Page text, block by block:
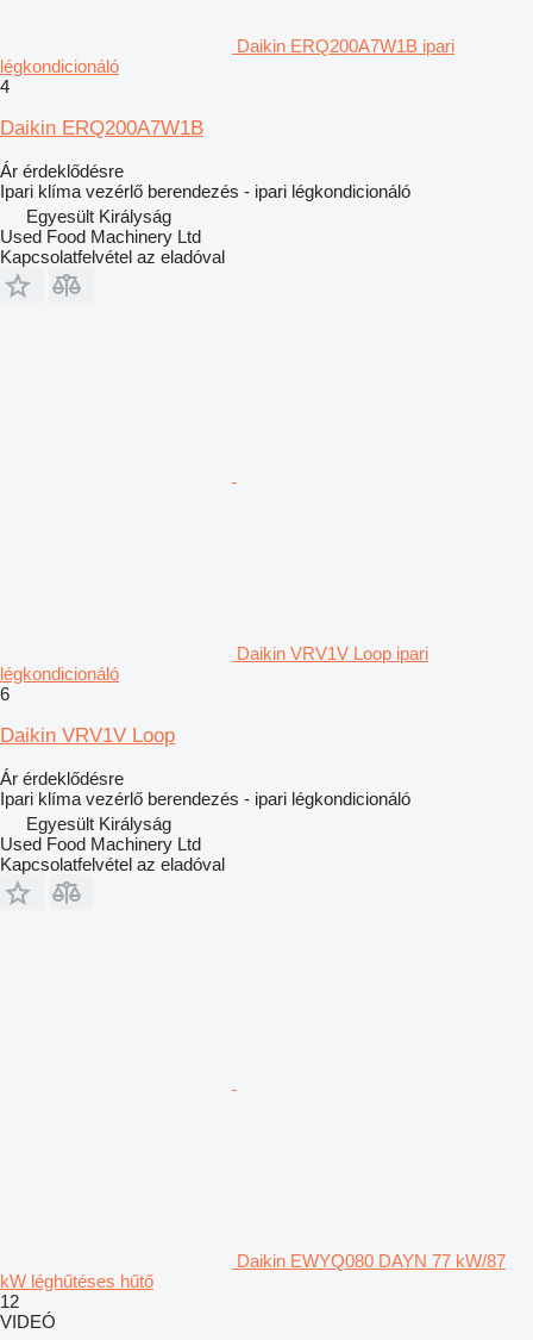
Daikin ERQ200A7W1B ipari
légkondicionáló
4
Daikin ERQ200A7W1B
Ár érdeklődésre
Ipari klíma vezérlő berendezés - ipari légkondicionáló
Egyesült Királyság
Used Food Machinery Ltd
Kapcsolatfelvétel az eladóval
Daikin VRV1V Loop ipari
légkondicionáló
6
Daikin VRV1V Loop
Ár érdeklődésre
Ipari klíma vezérlő berendezés - ipari légkondicionáló
Egyesült Királyság
Used Food Machinery Ltd
Kapcsolatfelvétel az eladóval
Daikin EWYQ080 DAYN 77 kW/87
kW léghűtéses hűtő
12
VIDEÓ